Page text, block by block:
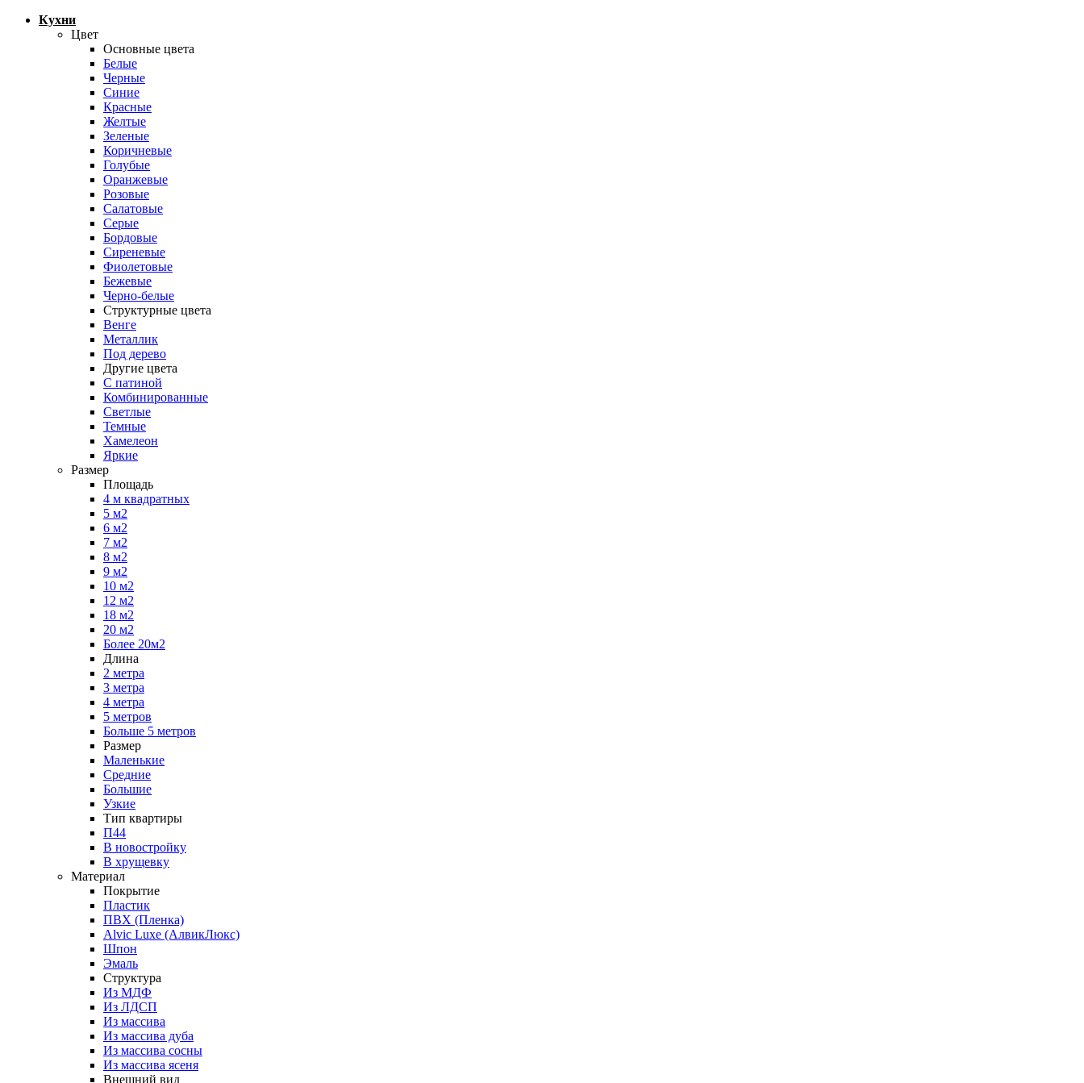
Кухни
Цвет
Основные цвета
Белые
Черные
Синие
Красные
Желтые
Зеленые
Коричневые
Голубые
Оранжевые
Розовые
Салатовые
Серые
Бордовые
Сиреневые
Фиолетовые
Бежевые
Черно-белые
Структурные цвета
Венге
Металлик
Под дерево
Другие цвета
С патиной
Комбинированные
Светлые
Темные
Хамелеон
Яркие
Размер
Площадь
4 м квадратных
5 м2
6 м2
7 м2
8 м2
9 м2
10 м2
12 м2
18 м2
20 м2
Более 20м2
Длина
2 метра
3 метра
4 метра
5 метров
Больше 5 метров
Размер
Маленькие
Средние
Большие
Узкие
Тип квартиры
П44
В новостройку
В хрущевку
Материал
Покрытие
Пластик
ПВХ (Пленка)
Alvic Luxe (АлвикЛюкс)
Шпон
Эмаль
Структура
Из МДФ
Из ЛДСП
Из массива
Из массива дуба
Из массива сосны
Из массива ясеня
Внешний вид